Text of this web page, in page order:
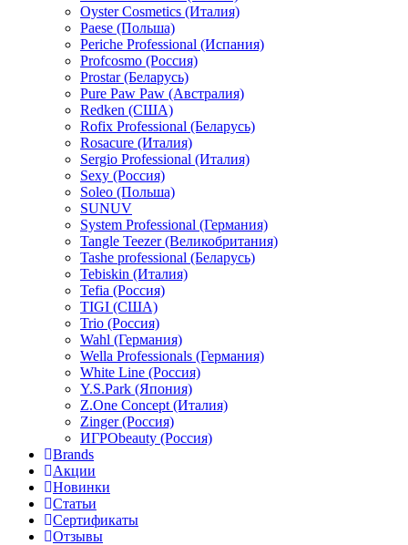
Oyster Cosmetics (Италия)
Paese (Польша)
Periche Professional (Испания)
Profcosmo (Россия)
Prostar (Беларусь)
Pure Paw Paw (Австралия)
Redken (США)
Rofix Professional (Беларусь)
Rosacure (Италия)
Sergio Professional (Италия)
Sexy (Россия)
Soleo (Польша)
SUNUV
System Professional (Германия)
Tangle Teezer (Великобритания)
Tashe professional (Беларусь)
Tebiskin (Италия)
Tefia (Россия)
TIGI (США)
Trio (Россия)
Wahl (Германия)
Wella Professionals (Германия)
White Line (Россия)
Y.S.Park (Япония)
Z.One Concept (Италия)
Zinger (Россия)
ИГРОbeauty (Россия)
Brands
Акции
Новинки
Статьи
Сертификаты
Отзывы